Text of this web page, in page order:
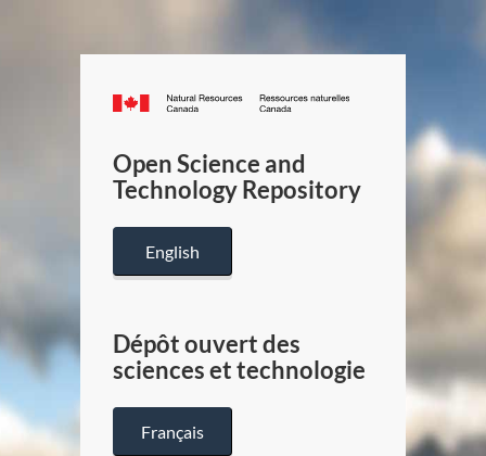
Canada.ca
/
Canada
Open Science and
Technology Repository
English
Dépôt ouvert des
sciences et technologie
Français